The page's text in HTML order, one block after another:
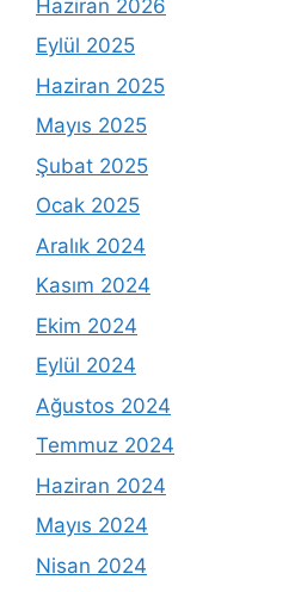
Haziran 2026
Eylül 2025
Haziran 2025
Mayıs 2025
Şubat 2025
Ocak 2025
Aralık 2024
Kasım 2024
Ekim 2024
Eylül 2024
Ağustos 2024
Temmuz 2024
Haziran 2024
Mayıs 2024
Nisan 2024